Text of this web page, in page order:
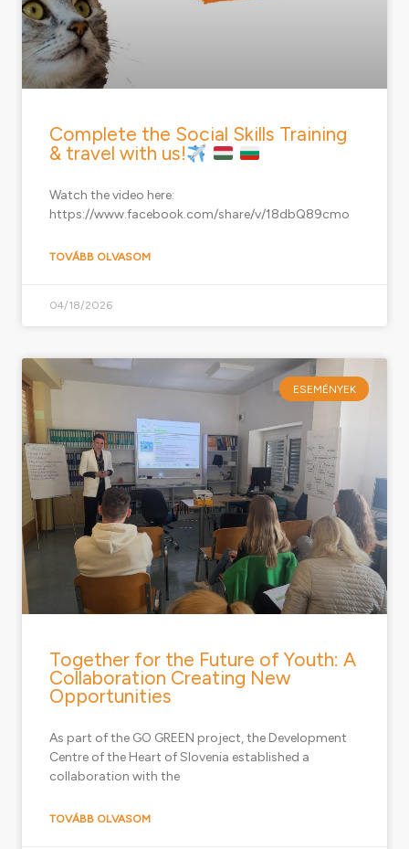
Complete the Social Skills Training
& travel with us!
Watch the video here:
https://www.facebook.com/share/v/18dbQ89cmo
TOVÁBB OLVASOM
04/18/2026
ESEMÉNYEK
Together for the Future of Youth: A
Collaboration Creating New
Opportunities
As part of the GO GREEN project, the Development
Centre of the Heart of Slovenia established a
collaboration with the
TOVÁBB OLVASOM